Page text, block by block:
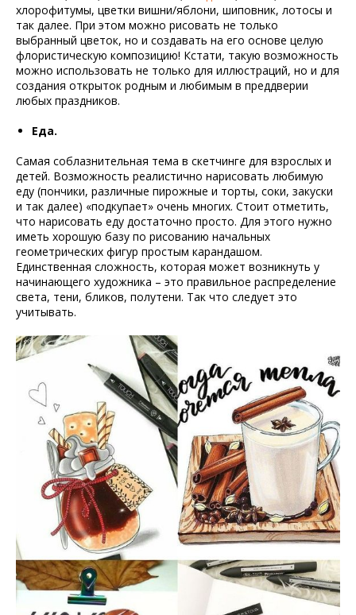
хлорофитумы, цветки вишни/яблони, шиповник, лотосы и
так далее. При этом можно рисовать не только
выбранный цветок, но и создавать на его основе целую
флористическую композицию! Кстати, такую возможность
можно использовать не только для иллюстраций, но и для
создания открыток родным и любимым в преддверии
любых праздников.
Еда.
Самая соблазнительная тема в скетчинге для взрослых и
детей. Возможность реалистично нарисовать любимую
еду (пончики, различные пирожные и торты, соки, закуски
и так далее) «подкупает» очень многих. Стоит отметить,
что нарисовать еду достаточно просто. Для этого нужно
иметь хорошую базу по рисованию начальных
геометрических фигур простым карандашом.
Единственная сложность, которая может возникнуть у
начинающего художника – это правильное распределение
света, тени, бликов, полутени. Так что следует это
учитывать.